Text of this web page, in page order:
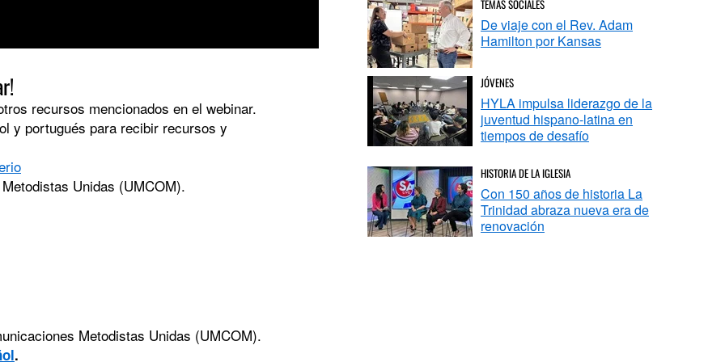
recursos mencionados en el webinar.
y portugués para recibir recursos y
Unidas (UMCOM).
Metodistas Unidas (UMCOM).
.
TEMAS SOCIALES
De viaje con el Rev. Adam
Hamilton por Kansas
JÓVENES
HYLA impulsa liderazgo de la
juventud hispano-latina en
tiempos de desafío
HISTORIA DE LA IGLESIA
Con 150 años de historia La
Trinidad abraza nueva era de
renovación